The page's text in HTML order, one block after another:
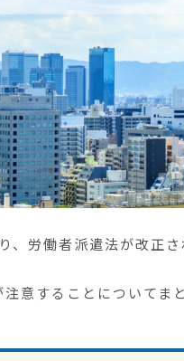
、労働者派遣法が改正さ
意することについてま